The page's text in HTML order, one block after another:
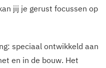
jij je gerust focussen op
speciaal ontwikkeld aan
en in de bouw. Het